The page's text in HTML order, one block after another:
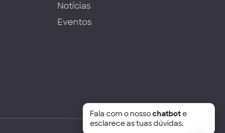
Notícias
Eventos
Fala com o nossochatbote
esclarece as tuas dúvidas.